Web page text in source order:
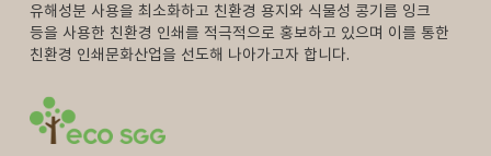
유해성분 사용을 최소화하고 친환경 용지와 식물성 콩기름 잉크
등을 사용한 친환경 인쇄를 적극적으로 홍보하고 있으며 이를 통한
친환경 인쇄문화산업을 선도해 나아가고자 합니다.